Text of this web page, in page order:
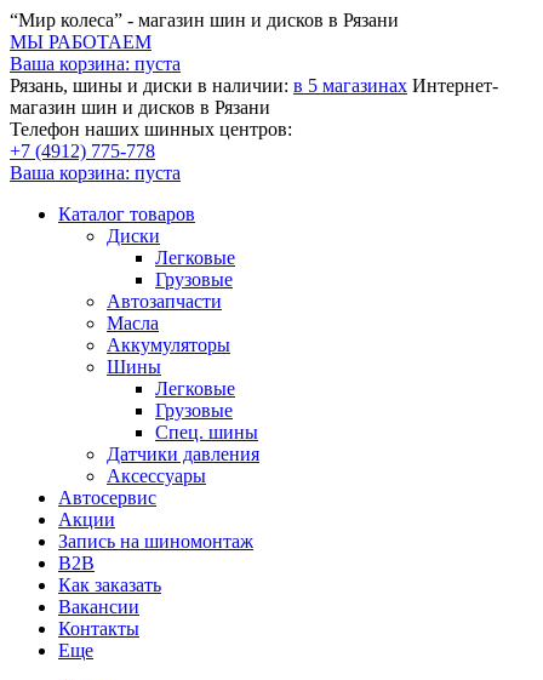
“Мир колеса” - магазин шин и дисков в Рязани
МЫ РАБОТАЕМ
Ваша корзина: пуста
Рязань, шины и диски в наличии: в 5 магазинах Интернет-
магазин шин и дисков в Рязани
Телефон наших шинных центров:
+7 (4912) 775-778
Ваша корзина: пуста
Каталог товаров
Диски
Легковые
Грузовые
Автозапчасти
Масла
Аккумуляторы
Шины
Легковые
Грузовые
Спец. шины
Датчики давления
Аксессуары
Автосервис
Акции
Запись на шиномонтаж
B2B
Как заказать
Вакансии
Контакты
Еще